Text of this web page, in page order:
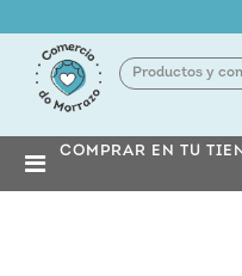
COMPRAR EN TU